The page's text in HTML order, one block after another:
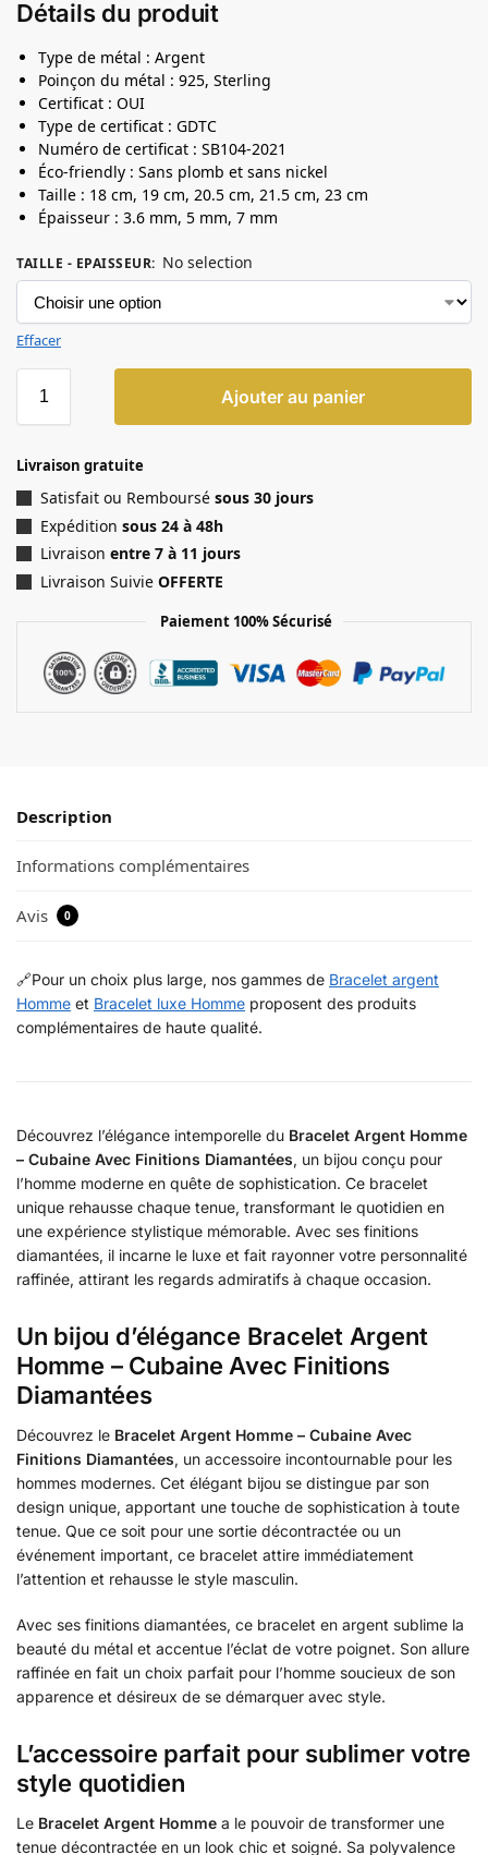
Détails du produit
Type de métal : Argent
Poinçon du métal : 925, Sterling
Certificat : OUI
Type de certificat : GDTC
Numéro de certificat : SB104-2021
Éco-friendly : Sans plomb et sans nickel
Taille : 18 cm, 19 cm, 20.5 cm, 21.5 cm, 23 cm
Épaisseur : 3.6 mm, 5 mm, 7 mm
TAILLE - EPAISSEUR: No selection
Effacer
Ajouter au panier
Livraison gratuite
Satisfait ou Remboursé sous 30 jours
Expédition sous 24 à 48h
Livraison entre 7 à 11 jours
Livraison Suivie OFFERTE
Paiement 100% Sécurisé
Description
Informations complémentaires
Avis 0
🔗Pour un choix plus large, nos gammes de Bracelet argent
Homme et Bracelet luxe Homme proposent des produits
complémentaires de haute qualité.
Découvrez l’élégance intemporelle du Bracelet Argent Homme
– Cubaine Avec Finitions Diamantées, un bijou conçu pour
l’homme moderne en quête de sophistication. Ce bracelet
unique rehausse chaque tenue, transformant le quotidien en
une expérience stylistique mémorable. Avec ses finitions
diamantées, il incarne le luxe et fait rayonner votre personnalité
raffinée, attirant les regards admiratifs à chaque occasion.
Un bijou d’élégance Bracelet Argent
Homme – Cubaine Avec Finitions
Diamantées
Découvrez le Bracelet Argent Homme – Cubaine Avec
Finitions Diamantées, un accessoire incontournable pour les
hommes modernes. Cet élégant bijou se distingue par son
design unique, apportant une touche de sophistication à toute
tenue. Que ce soit pour une sortie décontractée ou un
événement important, ce bracelet attire immédiatement
l’attention et rehausse le style masculin.
Avec ses finitions diamantées, ce bracelet en argent sublime la
beauté du métal et accentue l’éclat de votre poignet. Son allure
raffinée en fait un choix parfait pour l’homme soucieux de son
apparence et désireux de se démarquer avec style.
L’accessoire parfait pour sublimer votre
style quotidien
Le Bracelet Argent Homme a le pouvoir de transformer une
tenue décontractée en un look chic et soigné. Sa polyvalence